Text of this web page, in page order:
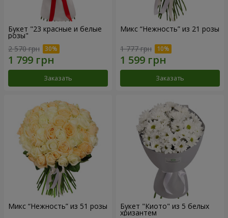
Букет "23 красные и белые
розы"
2 570 грн
Заказать
Микс “Нежность” из 21 розы
1 777 грн
Заказать
Микс “Нежность” из 51 розы Букет "Киото" из 5 белых
хризантем